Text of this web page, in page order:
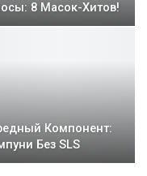
8 Масок-Хитов!
Компонент:
Без SLS